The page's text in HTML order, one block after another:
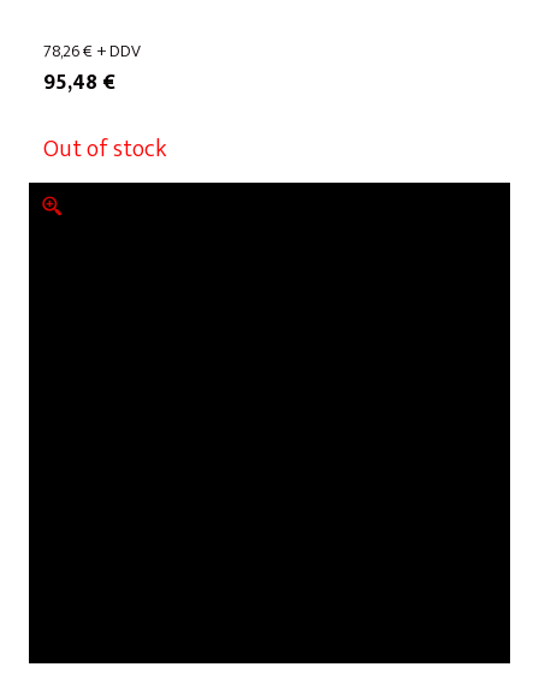
78,26€+ DDV
95,48 €
Out of stock